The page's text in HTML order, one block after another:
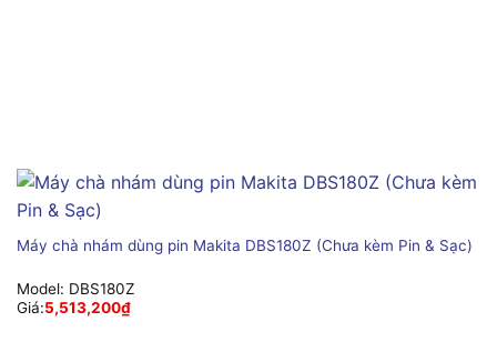
Máy chà nhám dùng pin Makita DBS180Z (Chưa kèm Pin & Sạc)
Model: DBS180Z
Giá:5,513,200₫